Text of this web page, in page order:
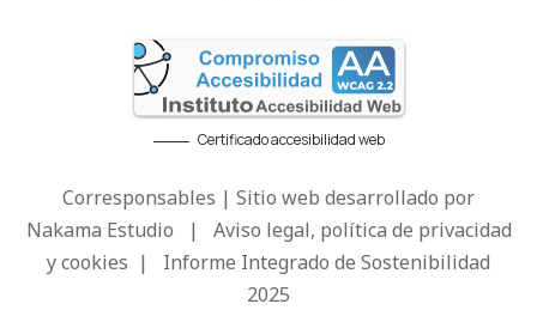
Certificado accesibilidad web
Corresponsables | Sitio web desarrollado por
Nakama Estudio | Aviso legal, política de privacidad
y cookies | Informe Integrado de Sostenibilidad
2025